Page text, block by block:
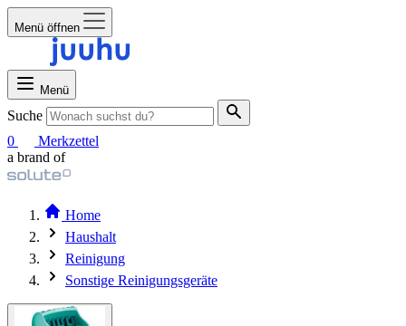
Menü öffnen
Menü
Suche
0
Merkzettel
a brand of
Home
Haushalt
Reinigung
Sonstige Reinigungsgeräte